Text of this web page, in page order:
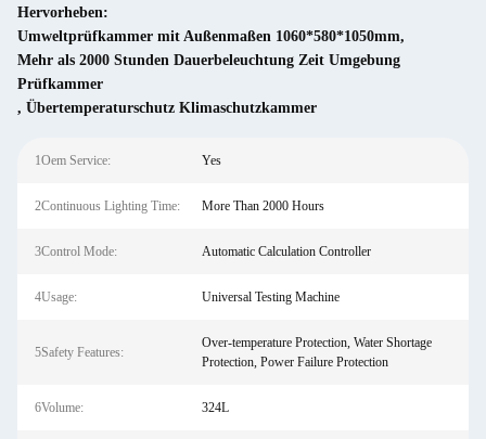
Hervorheben:
Umweltprüfkammer mit Außenmaßen 1060*580*1050mm,
Mehr als 2000 Stunden Dauerbeleuchtung Zeit Umgebung
Prüfkammer
, Übertemperaturschutz Klimaschutzkammer
1Oem Service: Yes
2Continuous Lighting Time: More Than 2000 Hours
3Control Mode: Automatic Calculation Controller
4Usage: Universal Testing Machine
5Safety Features:
Over-temperature Protection, Water Shortage
Protection, Power Failure Protection
6Volume: 324L